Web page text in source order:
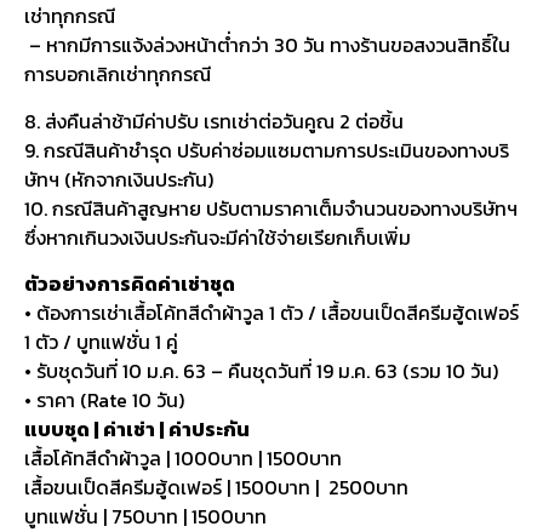
เช่าทุกกรณี
– หากมีการแจ้งล่วงหน้าต่ำกว่า 30 วัน ทางร้านขอสงวนสิทธิ์ใน
การบอกเลิกเช่าทุกกรณี
8. ส่งคืนล่าช้ามีค่าปรับ เรทเช่าต่อวันคูณ 2 ต่อชิ้น
9. กรณีสินค้าชำรุด ปรับค่าซ่อมแซมตามการประเมินของทางบริ
ษัทฯ (หักจากเงินประกัน)
10. กรณีสินค้าสูญหาย ปรับตามราคาเต็มจำนวนของทางบริษัทฯ
ซึ่งหากเกินวงเงินประกันจะมีค่าใช้จ่ายเรียกเก็บเพิ่ม
ตัวอย่างการคิดค่าเช่าชุด
• ต้องการเช่าเสื้อโค้ทสีดำผ้าวูล 1 ตัว / เสื้อขนเป็ดสีครีมฮู้ดเฟอร์
1 ตัว / บูทแฟชั่น 1 คู่
• รับชุดวันที่ 10 ม.ค. 63 – คืนชุดวันที่ 19 ม.ค. 63 (รวม 10 วัน)
• ราคา (Rate 10 วัน)
แบบชุด | ค่าเช่า | ค่าประกัน
เสื้อโค้ทสีดำผ้าวูล | 1000บาท | 1500บาท
เสื้อขนเป็ดสีครีมฮู้ดเฟอร์ | 1500บาท | 2500บาท
บูทแฟชั่น | 750บาท | 1500บาท